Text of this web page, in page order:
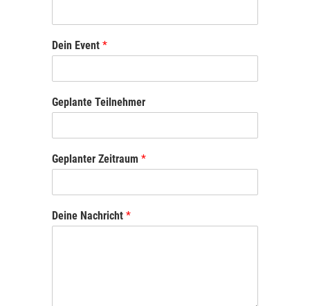
Dein Event *
Geplante Teilnehmer
Geplanter Zeitraum *
Deine Nachricht *